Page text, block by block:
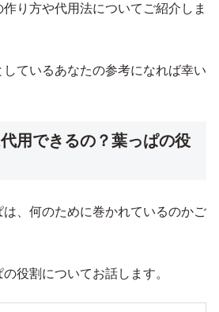
り方や代用法についてご紹介しま
ているあなたの参考になれば幸い
用できるの？葉っぱの役
、何のために巻かれているのかご
役割についてお話します。